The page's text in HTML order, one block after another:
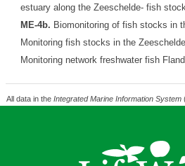
estuary along the Zeeschelde- fish
ME-4b. Biomonitoring of fish stocks in
Monitoring fish stocks in the
Monitoring network freshwater fish
All data in the Integrated Marine Information System